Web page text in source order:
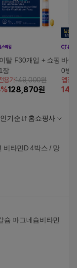
탈 F30개입 + 쇼핑
장
용가149,000원
%128,870원
바이
0병
앱전
14
인기순 홈쇼핑사
비타민D 4박스 / 망
슘 마그네슘비타민